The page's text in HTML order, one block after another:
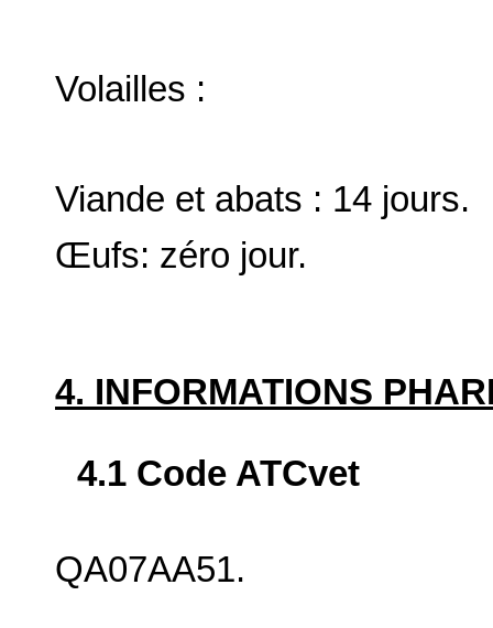
Volailles :
Viande et abats : 14 jours.
Œufs: zéro jour.
4. INFORMATIONS
4.1 Code ATCvet
QA07AA51.